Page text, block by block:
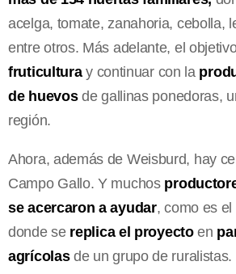
acelga, tomate, zanahoria, cebolla,
entre otros. Más adelante, el
fruticulturay continuar con la
de huevosde gallinas ponedoras,
región.
Ahora, además de Weisburd, hay
Campo Gallo. Y muchos
se acercaron a ayudar, como es
donde se replica el proyectoen
agrícolas de un grupo de ruralistas.